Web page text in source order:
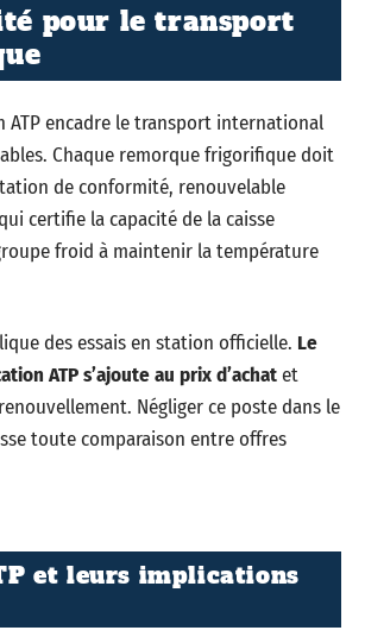
pour le transport
ATP encadre le transport international
Chaque remorque frigorifique doit
de conformité, renouvelable
certifie la capacité de la caisse
froid à maintenir la température
des essais en station officielle. Le
ATP s’ajoute au prix d’achatet
Négliger ce poste dans le
toute comparaison entre offres
et leurs implications